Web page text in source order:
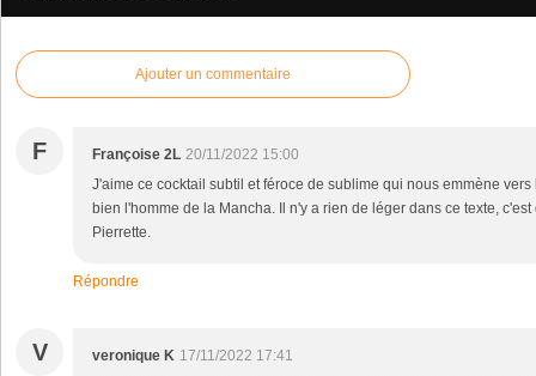
Ajouter un commentaire
F Françoise 2L 20/11/2022 15:00
J'aime ce cocktail subtil et féroce de sublime qui nous emmène
bien l'homme de la Mancha. Il n'y a rien de léger dans ce texte,
Pierrette.
Répondre
V veronique K 17/11/2022 17:41